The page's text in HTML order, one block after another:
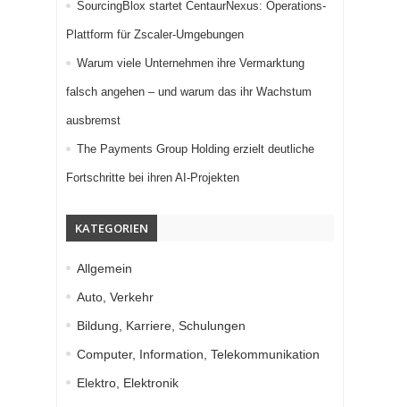
SourcingBlox startet CentaurNexus: Operations-
Plattform für Zscaler-Umgebungen
Warum viele Unternehmen ihre Vermarktung
falsch angehen – und warum das ihr Wachstum
ausbremst
The Payments Group Holding erzielt deutliche
Fortschritte bei ihren AI-Projekten
KATEGORIEN
Allgemein
Auto, Verkehr
Bildung, Karriere, Schulungen
Computer, Information, Telekommunikation
Elektro, Elektronik